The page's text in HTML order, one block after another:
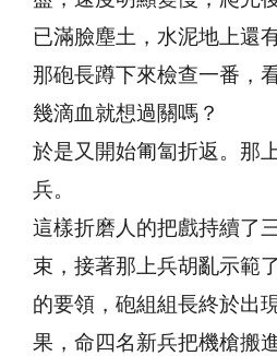
已滿臉塵土，水泥地上還
那砲長蹲下來檢查一番，
幾滴血就想過關嗎？
於是又開始匍匐折返。那
兵。
這樣折磨人的把戲持續了
束，接著那上兵胡亂示範
的要領，砲組組長終於出
果，命四名新兵把機槍搬